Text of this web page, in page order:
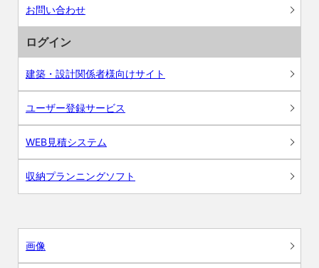
お問い合わせ
ログイン
建築・設計関係者様向けサイト
ユーザー登録サービス
WEB見積システム
収納プランニングソフト
画像